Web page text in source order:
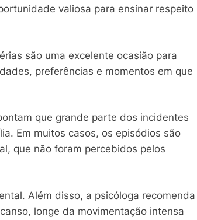
valiosa para ensinar respeito
são uma excelente ocasião para
preferências e momentos em que
que grande parte dos incidentes
Em muitos casos, os episódios são
que não foram percebidos pelos
Além disso, a psicóloga recomenda
longe da movimentação intensa